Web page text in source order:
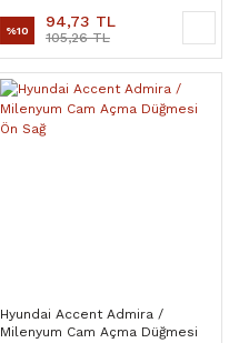
%10 94,73 TL
105,26 TL
Hyundai Accent Admira /
Milenyum Cam Açma Düğmesi